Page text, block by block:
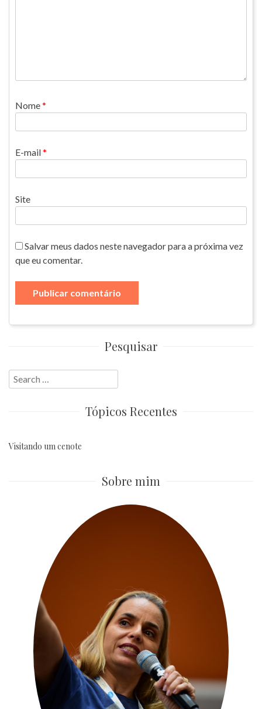
Nome*
E-mail*
Site
Salvar meus dados neste navegador para a próxima vez
que eu comentar.
Pesquisar
Search
for:
Tópicos Recentes
Visitando um cenote
Sobre mim